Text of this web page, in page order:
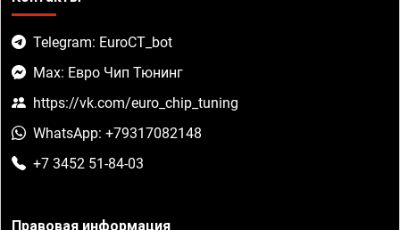
Telegram: EuroCT_bot
Max: Евро Чип Тюнинг
https://vk.com/euro_chip_tuning
WhatsApp: +79317082148
+7 3452 51-84-03
Правовая информация